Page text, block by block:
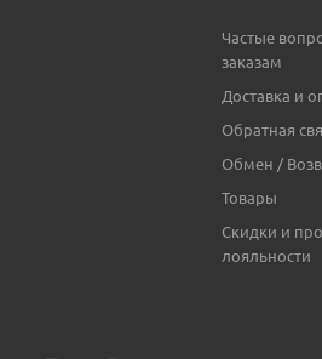
Частые
заказам
Доставка и
Обратная
Обмен /
Товары
Скидки и
лояльности